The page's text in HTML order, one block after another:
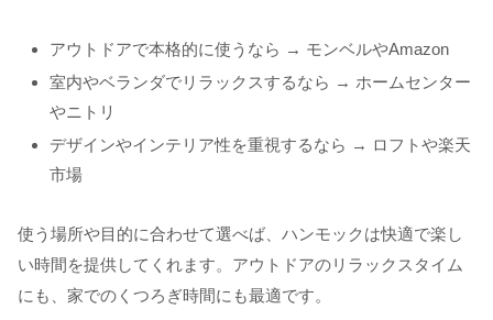
アウトドアで本格的に使うなら → モンベルやAmazon
室内やベランダでリラックスするなら → ホームセンター
やニトリ
デザインやインテリア性を重視するなら → ロフトや楽天
市場
使う場所や目的に合わせて選べば、ハンモックは快適で楽し
い時間を提供してくれます。アウトドアのリラックスタイム
にも、家でのくつろぎ時間にも最適です。